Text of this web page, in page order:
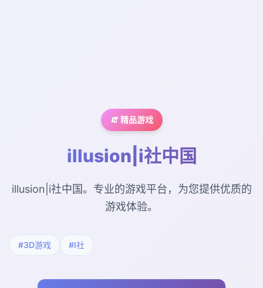
🧯 精品游戏
illusion|i社中国
illusion|i社中国。专业的游戏平台，为您提供优质的
游戏体验。
#3D游戏 #I社